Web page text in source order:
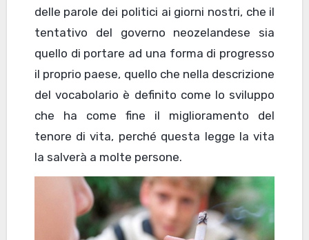
delle parole dei politici ai giorni nostri, che il
tentativo del governo neozelandese sia
quello di portare ad una forma di progresso
il proprio paese, quello che nella descrizione
del vocabolario è definito come lo sviluppo
che ha come fine il miglioramento del
tenore di vita, perché questa legge la vita
la salverà a molte persone.